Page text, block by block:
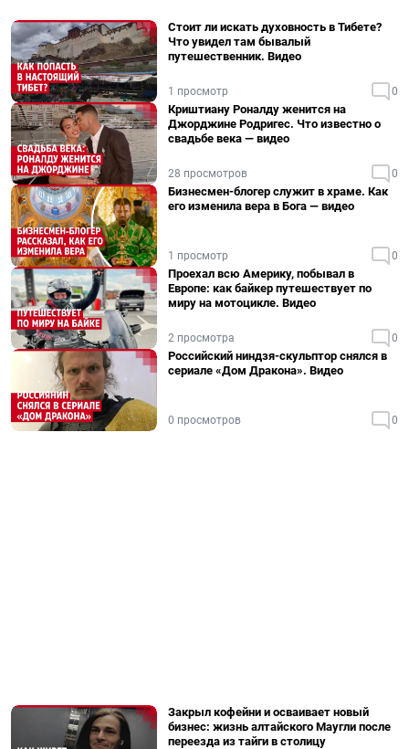
Стоит ли искать духовность в Тибете?
Что увидел там бывалый
путешественник. Видео
1 просмотр 0
Криштиану Роналду женится на
Джорджине Родригес. Что известно о
свадьбе века — видео
28 просмотров 0
Бизнесмен-блогер служит в храме. Как
его изменила вера в Бога — видео
1 просмотр 0
Проехал всю Америку, побывал в
Европе: как байкер путешествует по
миру на мотоцикле. Видео
2 просмотра 0
Российский ниндзя-скульптор снялся в
сериале «Дом Дракона». Видео
0 просмотров 0
Закрыл кофейни и осваивает новый
бизнес: жизнь алтайского Маугли после
переезда из тайги в столицу